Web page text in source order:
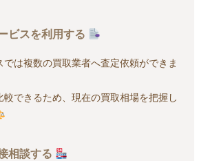
ビスを利用する
では複数の買取業者へ査定依頼ができま
較できるため、現在の買取相場を把握し
相談する